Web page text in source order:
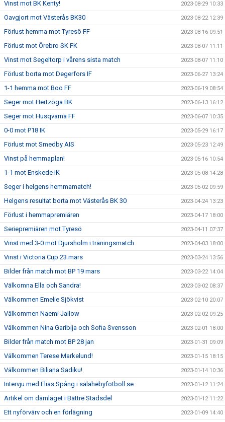
Vinst mot BK Kenty! 2023-08-29 10:33
Oavgjort mot Västerås BK30 2023-08-22 12:39
Förlust hemma mot Tyresö FF 2023-08-16 09:51
Förlust mot Örebro SK FK 2023-08-07 11:11
Vinst mot Segeltorp i vårens sista match 2023-08-07 11:10
Förlust borta mot Degerfors IF 2023-06-27 13:24
1-1 hemma mot Boo FF 2023-06-19 08:54
Seger mot Hertzöga BK 2023-06-13 16:12
Seger mot Husqvarna FF 2023-06-07 10:35
0-0 mot P18 IK 2023-05-29 16:17
Förlust mot Smedby AIS 2023-05-23 12:49
Vinst på hemmaplan! 2023-05-16 10:54
1-1 mot Enskede IK 2023-05-08 14:28
Seger i helgens hemmamatch! 2023-05-02 09:59
Helgens resultat borta mot Västerås BK 30 2023-04-24 13:23
Förlust i hemmapremiären 2023-04-17 18:00
Seriepremiären mot Tyresö 2023-04-11 07:37
Vinst med 3-0 mot Djursholm i träningsmatch 2023-04-03 18:00
Vinst i Victoria Cup 23 mars 2023-03-24 13:56
Bilder från match mot BP 19 mars 2023-03-22 14:04
Välkomna Ella och Sandra! 2023-03-02 08:37
Välkommen Emelie Sjökvist 2023-02-10 20:07
Välkommen Naemi Jallow 2023-02-02 09:25
Välkommen Nina Garibija och Sofia Svensson 2023-02-01 18:00
Bilder från match mot BP 28 jan 2023-01-31 09:09
Välkommen Terese Markelund! 2023-01-15 18:15
Välkommen Biliana Sadiku! 2023-01-14 10:36
Intervju med Elias Spång i salahebyfotboll.se 2023-01-12 11:24
Artikel om damlaget i Bättre Stadsdel 2023-01-12 11:22
Ett nyförvärv och en förlägning 2023-01-09 14:40